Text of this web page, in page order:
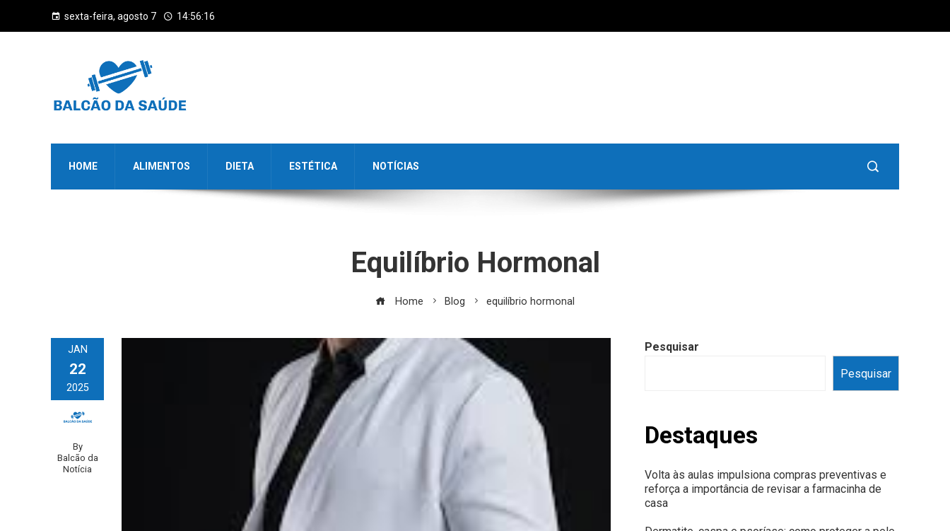
sexta-feira, agosto 7 14:56:16
HOME ALIMENTOS DIETA ESTÉTICA NOTÍCIAS
Equilíbrio Hormonal
Home Blog equilíbrio hormonal
JAN
22
2025
By
Balcão da
Notícia
Pesquisar
Pesquisar
Destaques
Volta às aulas impulsiona compras preventivas e
reforça a importância de revisar a farmacinha de
casa